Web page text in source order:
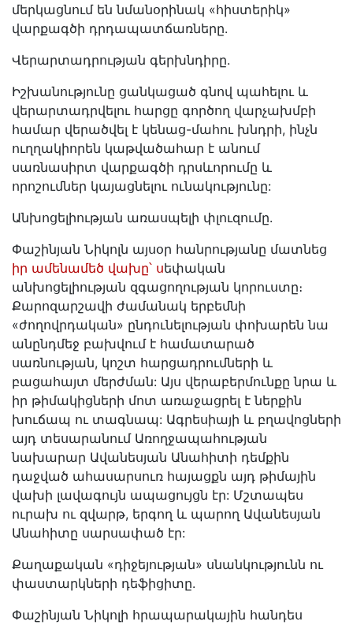
մերկացնում են նմանօրինակ «հիստերիկ»
վարքագծի դրդապատճառները.
Վերարտադրության գերխնդիրը.
Իշխանությունը ցանկացած գնով պահելու և
վերարտադրվելու հարցը գործող վարչախմբի
համար վերածվել է կենաց-մահու խնդրի, ինչն
ուղղակիորեն կաթվածահար է անում
սառնասիրտ վարքագծի դրսևորումը և
որոշումներ կայացնելու ունակությունը:
Անխոցելիության առասպելի փլուզումը.
Փաշինյան Նիկոլն այսօր հանրությանը մատնեց
իր ամենամեծ վախը՝ սեփական
անխոցելիության զգացողության կորուստը։
Քարոզարշավի ժամանակ երբեմնի
«ժողովրդական» ընդունելության փոխարեն նա
անընդմեջ բախվում է համատարած
սառնության, կոշտ հարցադրումների և
բացահայտ մերժման: Այս վերաբերմունքը նրա և
իր թիմակիցների մոտ առաջացրել է ներքին
խուճապ ու տագնապ: Ագրեսիայի և բղավոցների
այդ տեսարանում Առողջապահության
նախարար Ավանեսյան Անահիտի դեմքին
դաջված ահասարսուռ հայացքն այդ թիմային
վախի լավագույն ապացույցն էր: Մշտապես
ուրախ ու զվարթ, երգող և պարող Ավանեսյան
Անահիտը սարսափած էր:
Քաղաքական «դիջեյության» սնանկությունն ու
փաստարկների դեֆիցիտը.
Փաշինյան Նիկոլի հրապարակային հանդես